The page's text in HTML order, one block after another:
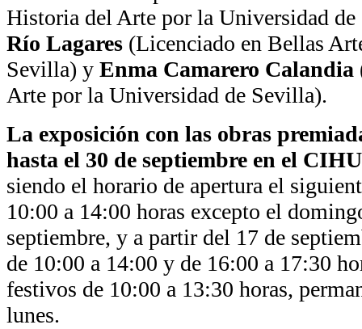
Historia del Arte por la Universidad
Río Lagares (Licenciado en Bellas
Sevilla) y Enma Camarero Calandia
Arte por la Universidad de Sevilla).
La exposición con las obras
hasta el 30 de septiembre en el
siendo el horario de apertura el
10:00 a 14:00 horas excepto el
septiembre, y a partir del 17 de
de 10:00 a 14:00 y de 16:00 a 17:30
festivos de 10:00 a 13:30 horas,
lunes.